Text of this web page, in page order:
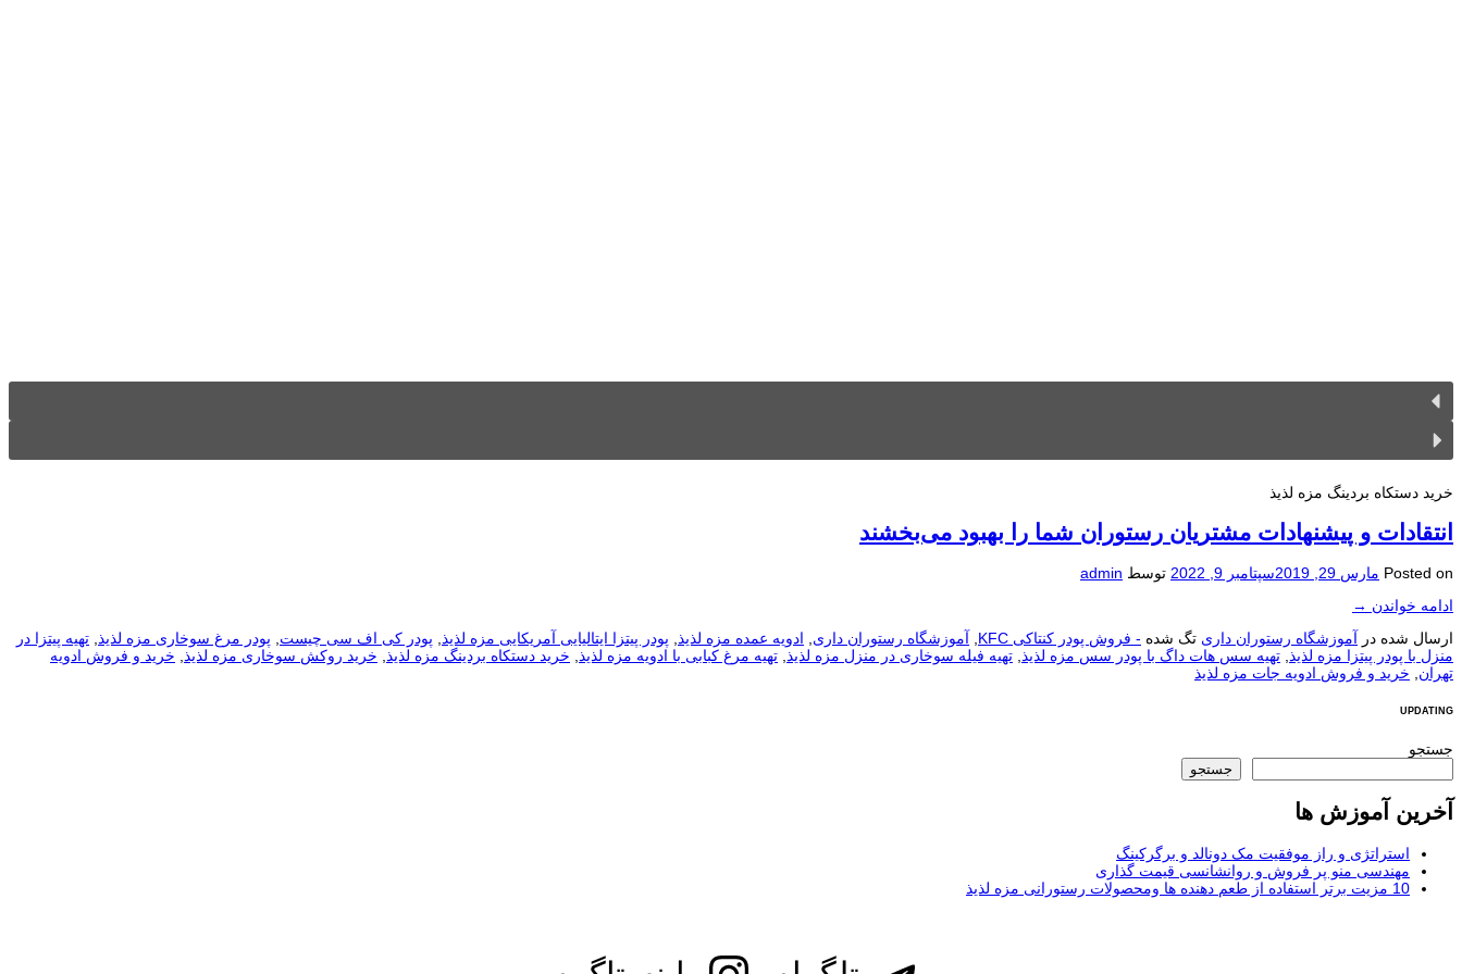
خرید دستکاه بردینگ مزه لذیذ
انتقادات و پیشنهادات مشتریان رستوران شما را بهبود می‌بخشند
Posted on مارس 29, 2019 سپتامبر 9, 2022 توسط admin
ادامه خواندن →
ارسال شده در آموزشگاه رستوران داری تگ شده - فروش پودر کنتاکی KFC , آموزشگاه رستوران داری, ادویه عمده مزه لذیذ, پودر پیتزا ایتالیایی آمریکایی مزه لذیذ, پودر کی اف سی چیست, پودر مرغ سوخاری مزه لذیذ, تهیه پیتزا در
منزل با پودر پیتزا مزه لذیذ, تهیه سس هات داگ با پودر سس مزه لذیذ, تهیه فیله سوخاری در منزل مزه لذیذ, تهیه مرغ کبابی با ادویه مزه لذیذ, خرید دستکاه بردینگ مزه لذیذ, خرید روکش سوخاری مزه لذیذ, خرید و فروش ادویه
تهران, خرید و فروش ادویه جات مزه لذیذ
UPDATING
جستجو
جستجو
آخرین آموزش ها
استراتژی و راز موفقیت مک دونالد و برگرکینگ
مهندسی منو پر فروش و روانشانسی قیمت گذاری
10 مزیت برتر استفاده از طعم دهنده ها ومحصولات رستورانی مزه لذیذ